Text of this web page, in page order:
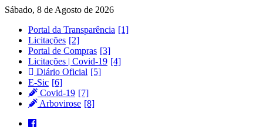
Sábado, 8 de Agosto de 2026
Portal da Transparência
Licitações
Portal de Compras
Licitações | Covid-19
Diário Oficial
E-Sic
Covid-19
Arbovirose